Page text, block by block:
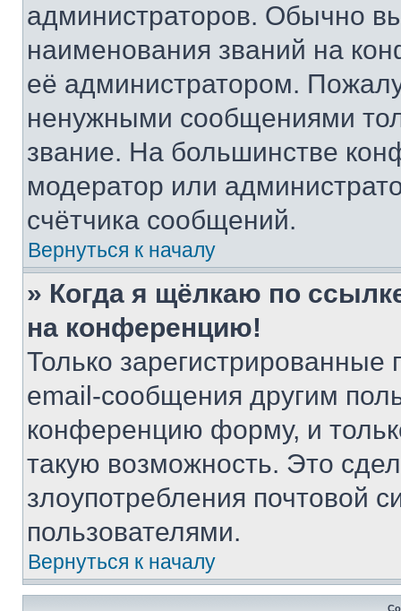
администраторов. Обычно
наименования званий на
её администратором.
ненужными сообщениями
звание. На большинстве
модератор или
счётчика сообщений.
Вернуться к началу
» Когда я щёлкаю по
на конференцию!
Только зарегистрированные
email-сообщения другим
конференцию форму, и
такую возможность. Это
злоупотребления почтовой
пользователями.
Вернуться к началу